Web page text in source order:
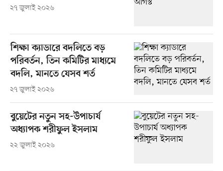
২৭ জুলাই ২০২৬
শিক্ষা ক্যাডারে বদলিতে বড়
পরিবর্তন, তিন কমিটির মাধ্যমে
বদলি, মানতে যেসব শর্ত
২৭ জুলাই ২০২৬
বুয়েটের নতুন সহ-উপাচার্য
অধ্যাপক শরীফুল ইসলাম
২২ জুলাই ২০২৬